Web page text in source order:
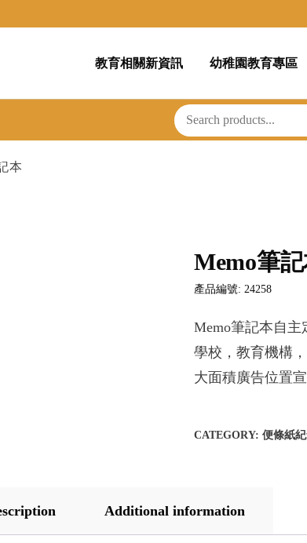
教育相關新資訊 幼稚園教育專區
本
Memo筆
產品編號: 24258
Memo筆記本自主
學校，教育機構
大面積廣告位置
CATEGORY: 便條紙
Additional information